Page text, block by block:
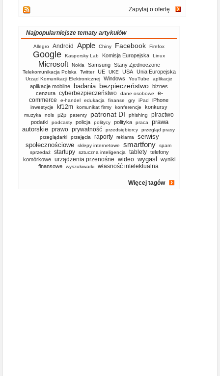
Zapytaj o ofertę
Najpopularniejsze tematy artykułów
Allegro Android Apple Chiny Facebook Firefox
Google Kaspersky Lab Komisja Europejska Linux
Microsoft Nokia Samsung Stany Zjednoczone
Telekomunikacja Polska Twitter UE UKE USA Unia Europejska
Urząd Komunikacji Elektronicznej Windows YouTube aplikacje
aplikacje mobilne badania bezpieczeństwo biznes
cenzura cyberbezpieczeństwo dane osobowe
e-
commerce
e-handel edukacja finanse gry iPad iPhone
inwestycje kf12m komunikat firmy konferencje konkursy
muzyka nols p2p patenty patronat DI phishing piractwo
podatki podcasty policja politycy polityka praca
prawa
autorskie prawo prywatność przedsiębiorcy
przegląd prasy
przeglądarki
przejęcia raporty reklama
serwisy
społecznościowe
sklepy internetowe smartfony
spam
sprzedaż
startupy sztuczna inteligencja tablety telefony
komórkowe
urządzenia przenośne wideo wygasl
wyniki
finansowe
wyszukiwarki własność intelektualna
Więcej tagów